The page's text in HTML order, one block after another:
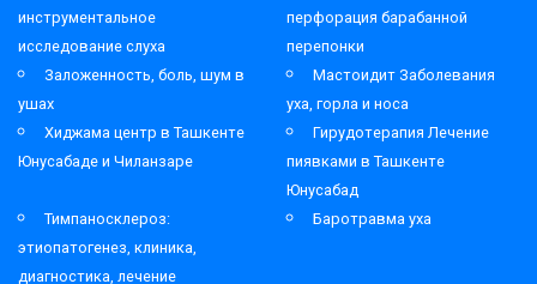
инструментальное
исследование слуха
перфорация барабанной
перепонки
Заложенность, боль, шум в
ушах
Мастоидит Заболевания
уха, горла и носа
Хиджама центр в Ташкенте
Юнусабаде и Чиланзаре
Гирудотерапия Лечение
пиявками в Ташкенте
Юнусабад
Тимпаносклероз:
этиопатогенез, клиника,
диагностика, лечение
Баротравма уха